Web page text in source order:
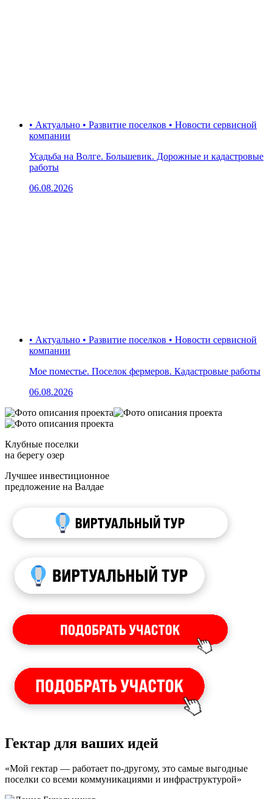
• Актуально • Развитие поселков • Новости сервисной
компании
Усадьба на Волге. Большевик. Дорожные и кадастровые
работы
06.08.2026
• Актуально • Развитие поселков • Новости сервисной
компании
Мое поместье. Поселок фермеров. Кадастровые работы
06.08.2026
Клубные поселки
на берегу озер
Лучшее инвестиционное
предложение на Валдае
Гектар для ваших идей
«Мой гектар — работает по-другому, это самые выгодные
поселки со всеми коммуникациями и инфраструктурой»